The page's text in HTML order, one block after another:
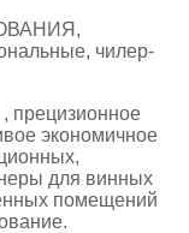
чилер-
экономичное
для винных
помещений